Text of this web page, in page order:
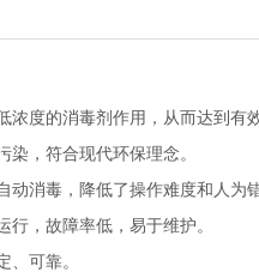
度的消毒剂作用，从而达到有效
，符合现代环保理念。
消毒，降低了操作难度和人为错
，故障率低，易于维护。
可靠。